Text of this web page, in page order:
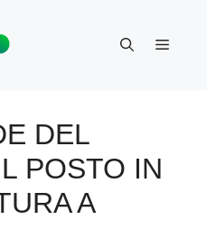
Menu
DEL
POSTO IN
A